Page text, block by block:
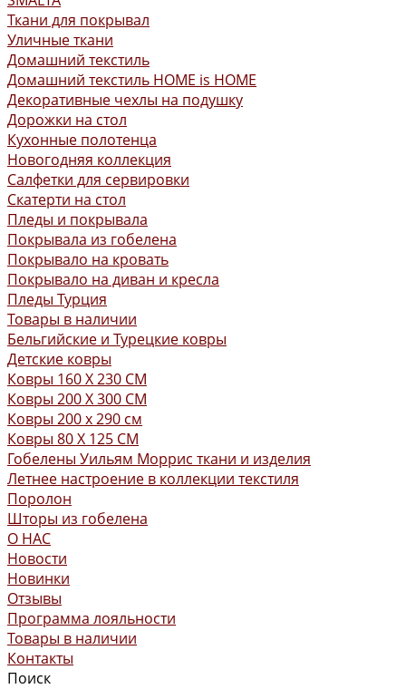
Ткани для покрывал
Уличные ткани
Домашний текстиль
Домашний текстиль HOME is HOME
Декоративные чехлы на подушку
Дорожки на стол
Кухонные полотенца
Новогодняя коллекция
Салфетки для сервировки
Скатерти на стол
Пледы и покрывала
Покрывала из гобелена
Покрывало на кровать
Покрывало на диван и кресла
Пледы Турция
Товары в наличии
Бельгийские и Турецкие ковры
Детские ковры
Ковры 160 X 230 СМ
Ковры 200 X 300 СМ
Ковры 200 х 290 см
Ковры 80 X 125 СМ
Гобелены Уильям Моррис ткани и изделия
Летнее настроение в коллекции текстиля
Поролон
Шторы из гобелена
О НАС
Новости
Новинки
Отзывы
Программа лояльности
Товары в наличии
Контакты
Поиск